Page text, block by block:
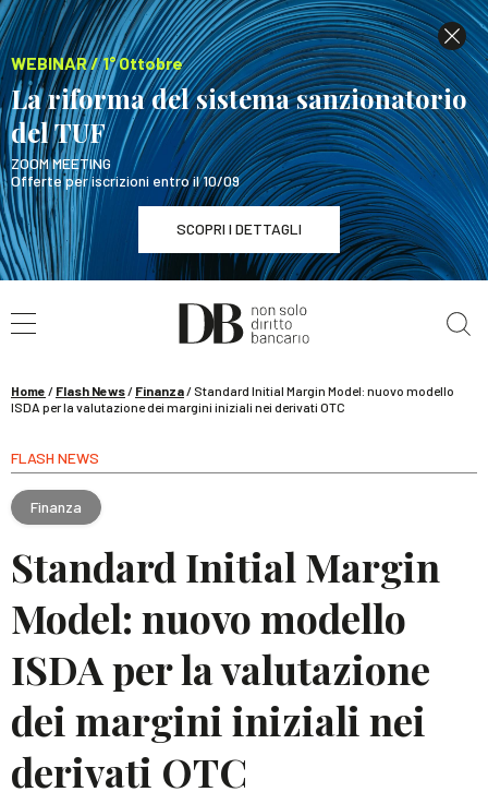
WEBINAR / 1° Ottobre
La riforma del sistema sanzionatorio
del TUF
ZOOM MEETING
Offerte per iscrizioni entro il 10/09
SCOPRI I DETTAGLI
WEBINAR / 1° Ottobre
La riforma del sistema sanzionatorio del TUF
Home / Flash News/ Finanza/ Standard Initial Margin Model: nuovo modello
ISDA per la valutazione dei margini iniziali nei derivati OTC
FLASH NEWS
Finanza
Standard Initial Margin
Model: nuovo modello
ISDA per la valutazione
dei margini iniziali nei
derivati OTC